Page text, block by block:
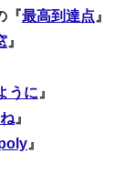
『最高到達点 』
』
うに 』
』
』